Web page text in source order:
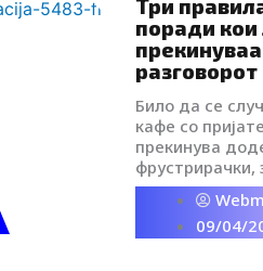
i
Три
поради кои
разговорот
Било да се
кафе со
прекинува
фрустрирачки,
прашање на
ограничува
изразите, да
09/04/